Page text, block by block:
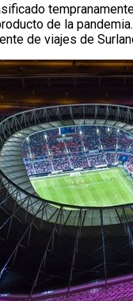
de la
de viajes de